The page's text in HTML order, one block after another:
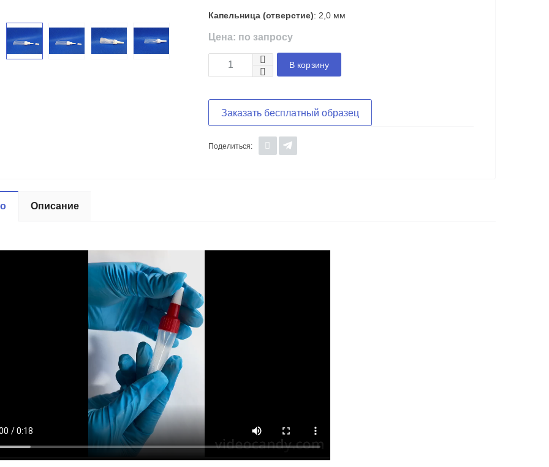
Капельница (отверстие): 2,0 мм
Цена: по запросу
В корзину
Заказать бесплатный образец
Поделиться:
Описание